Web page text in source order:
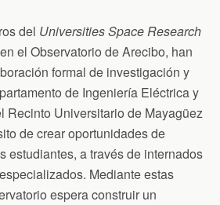
del Universities Space Research
el Observatorio de Arecibo, han
formal de investigación y
de Ingeniería Eléctrica y
Recinto Universitario de Mayagüez
de crear oportunidades de
estudiantes, a través de internados
Mediante estas
espera construir un